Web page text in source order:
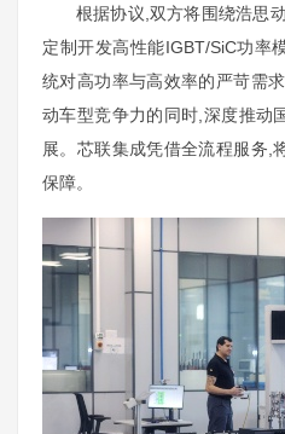
根据协议,双方将围绕浩思
定制开发高性能IGBT/SiC功率
统对高功率与高效率的严苛需
动车型竞争力的同时,深度推动
展。芯联集成凭借全流程服务,
保障。